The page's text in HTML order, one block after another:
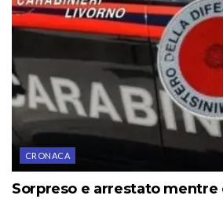
CRONACA
Sorpreso e arrestato mentre